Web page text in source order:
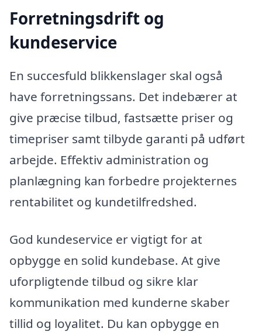
Forretningsdrift og
kundeservice
En succesfuld blikkenslager skal også
have forretningssans. Det indebærer at
give præcise tilbud, fastsætte priser og
timepriser samt tilbyde garanti på udført
arbejde. Effektiv administration og
planlægning kan forbedre projekternes
rentabilitet og kundetilfredshed.
God kundeservice er vigtigt for at
opbygge en solid kundebase. At give
uforpligtende tilbud og sikre klar
kommunikation med kunderne skaber
tillid og loyalitet. Du kan opbygge en